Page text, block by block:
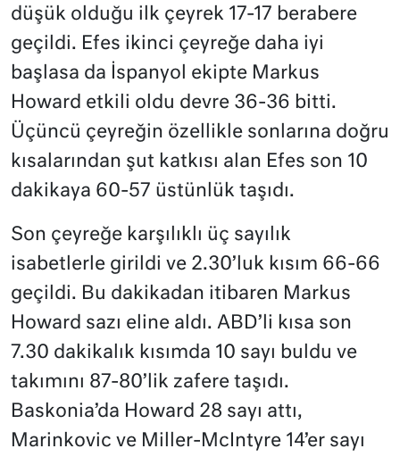
düşük olduğu ilk çeyrek 17-17 berabere
geçildi. Efes ikinci çeyreğe daha iyi
başlasa da İspanyol ekipte Markus
Howard etkili oldu devre 36-36 bitti.
Üçüncü çeyreğin özellikle sonlarına doğru
kısalarından şut katkısı alan Efes son 10
dakikaya 60-57 üstünlük taşıdı.
Son çeyreğe karşılıklı üç sayılık
isabetlerle girildi ve 2.30’luk kısım 66-66
geçildi. Bu dakikadan itibaren Markus
Howard sazı eline aldı. ABD’li kısa son
7.30 dakikalık kısımda 10 sayı buldu ve
takımını 87-80’lik zafere taşıdı.
Baskonia’da Howard 28 sayı attı,
Marinkovic ve Miller-McIntyre 14’er sayı